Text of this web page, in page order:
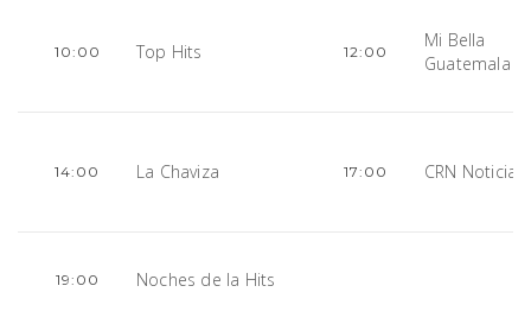
10:00 Top Hits 12:00
Mi Bella
Guatemala
14:00 La Chaviza 17:00 CRN Noticias
19:00 Noches de la Hits